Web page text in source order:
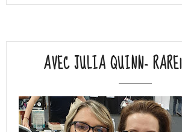
AVEC JULIA QUINN-